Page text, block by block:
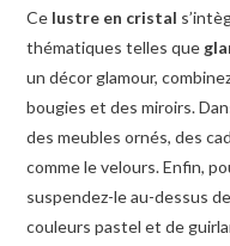
Ce lustre en cristal
thématiques telles que
un décor glamour,
bougies et des miroirs.
des meubles ornés, des
comme le velours. Enfin,
suspendez-le au-dessus
couleurs pastel et de